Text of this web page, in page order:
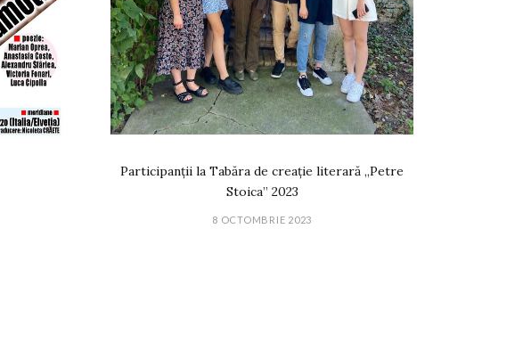
Participanții la Tabăra de creație literară „Petre
Stoica” 2023
8 OCTOMBRIE 2023